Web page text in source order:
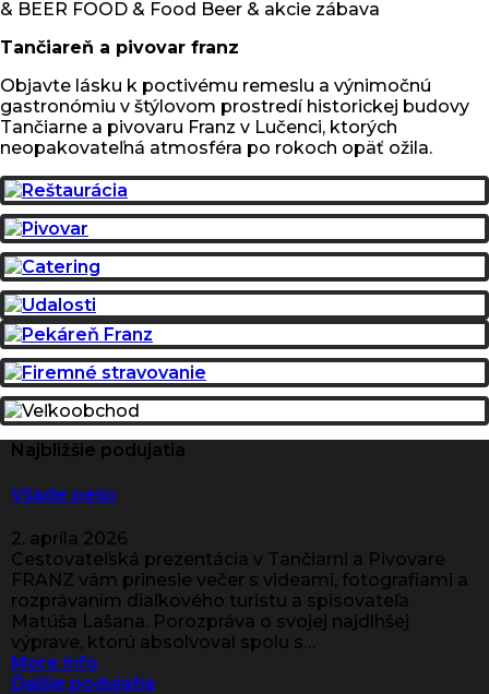
& BEER FOOD & Food Beer & akcie zábava
Tančiareň a pivovar franz
Objavte lásku k poctivému remeslu a výnimočnú
gastronómiu v štýlovom prostredí historickej budovy
Tančiarne a pivovaru Franz v Lučenci, ktorých
neopakovateľná atmosféra po rokoch opäť ožila.
Najbližšie podujatia
Všade pešo
2. apríla 2026
Cestovateľská prezentácia v Tančiarni a Pivovare
FRANZ vám prinesie večer s videami, fotografiami a
rozprávaním diaľkového turistu a spisovateľa
Matúša Lašana. Porozpráva o svojej najdlhšej
výprave, ktorú absolvoval spolu s…
More info
Ďalšie podujatia